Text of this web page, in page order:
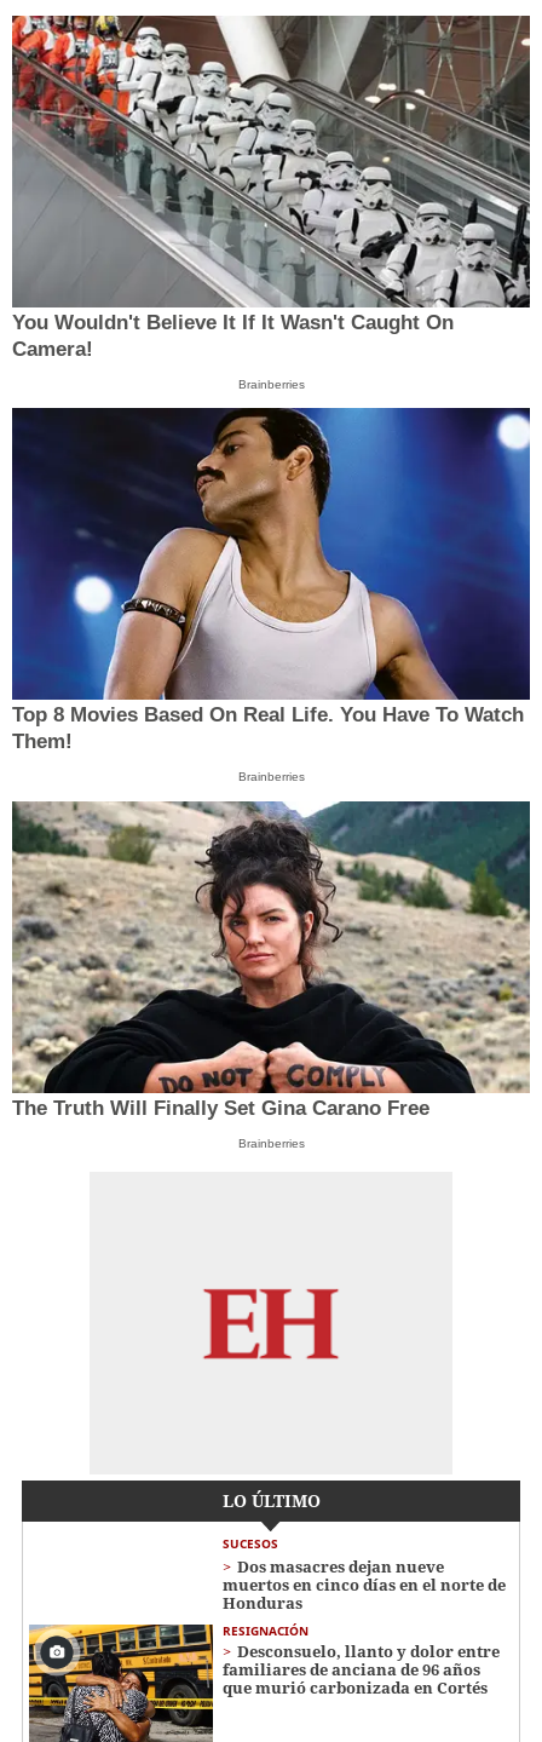
You Wouldn't Believe It If It Wasn't Caught On
Camera!
Brainberries
Top 8 Movies Based On Real Life. You Have To Watch
Them!
Brainberries
The Truth Will Finally Set Gina Carano Free
Brainberries
LO ÚLTIMO
SUCESOS
Dos masacres dejan nueve
muertos en cinco días en el norte de
Honduras
RESIGNACIÓN
​​​​Desconsuelo, llanto y dolor entre
familiares de anciana de 96 años
que murió carbonizada en Cortés